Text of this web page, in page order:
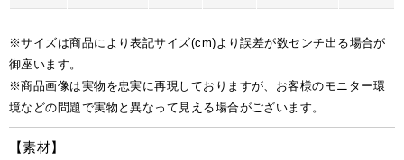
※サイズは商品により表記サイズ(cm)より誤差が数センチ出る場合が
御座います。
※商品画像は実物を忠実に再現しておりますが、お客様のモニター環
境などの問題で実物と異なって見える場合がございます。
【素材】